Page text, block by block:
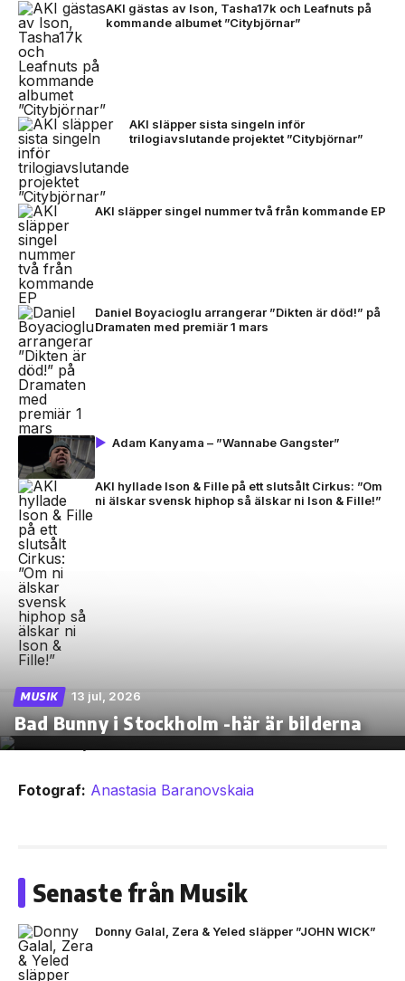
AKI gästas av Ison, Tasha17k och Leafnuts på
kommande albumet ”Citybjörnar”
AKI släpper sista singeln inför
trilogiavslutande projektet ”Citybjörnar”
AKI släpper singel nummer två från kommande EP
Daniel Boyacioglu arrangerar ”Dikten är död!” på
Dramaten med premiär 1 mars
Adam Kanyama – ”Wannabe Gangster”
AKI hyllade Ison & Fille på ett slutsålt Cirkus: ”Om
ni älskar svensk hiphop så älskar ni Ison & Fille!”
MUSIK 13 jul, 2026
Bad Bunny i Stockholm -här är bilderna
Fotograf: Anastasia Baranovskaia
Senaste från Musik
Donny Galal, Zera & Yeled släpper ”JOHN WICK”